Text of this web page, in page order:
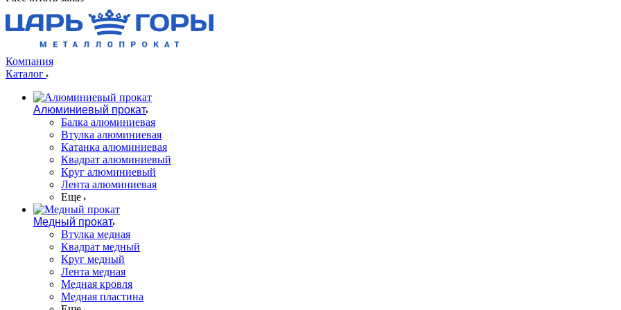
Компания
Каталог
Алюминиевый прокат
Балка алюминиевая
Втулка алюминиевая
Катанка алюминиевая
Квадрат алюминиевый
Круг алюминиевый
Лента алюминиевая
Еще
Медный прокат
Втулка медная
Квадрат медный
Круг медный
Лента медная
Медная кровля
Медная пластина